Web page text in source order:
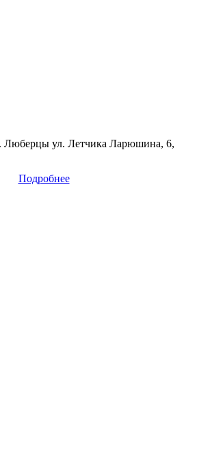
Люберцы ул. Летчика Ларюшина, 6,
Подробнее